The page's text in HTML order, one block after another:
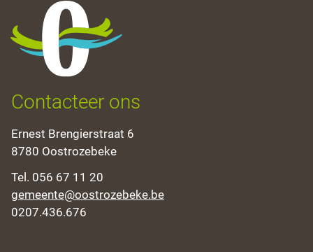
Oostrozebeke
Contacteer ons
Adres
Ernest Brengierstraat 6
,8780 Oostrozebeke
Tel. 056 67 11 20
E-
mail
gemeente@oostrozebeke.be
Ondernemingsnummer
0207.436.676